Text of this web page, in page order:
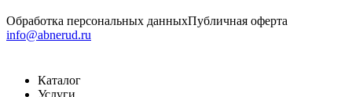
Обработка персональных данныхПубличная оферта
info@abnerud.ru
Каталог
Услуги